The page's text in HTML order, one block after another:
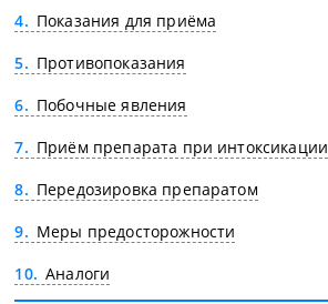
4
Показания для приёма
5
Противопоказания
6
Побочные явления
7
Приём препарата при интоксикации
8
Передозировка препаратом
9
Меры предосторожности
10 Аналоги